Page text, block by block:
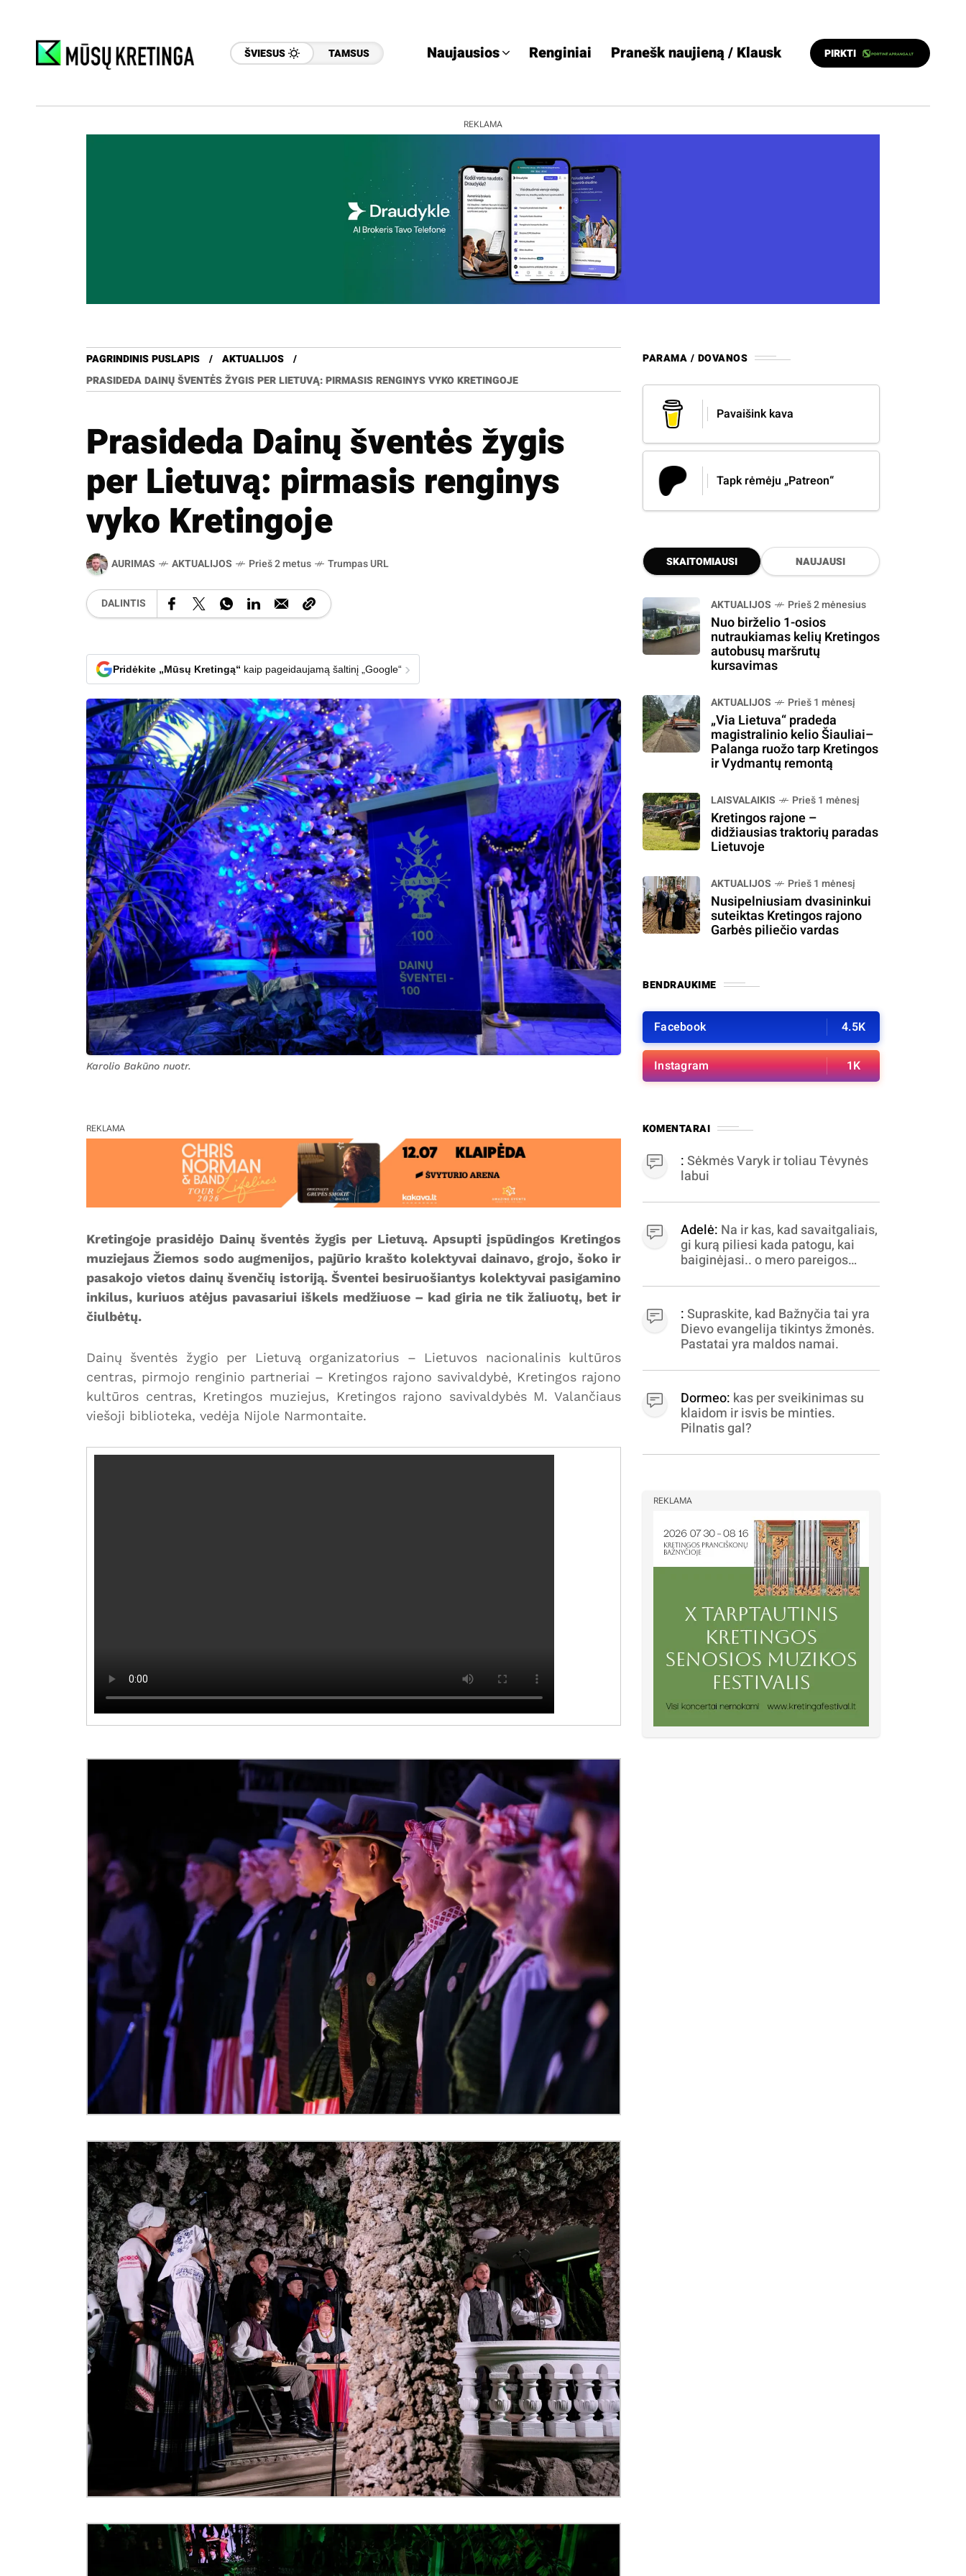
ŠVIESUS TAMSUS Naujausios Renginiai Pranešk naujieną / Klausk PIRKTI
REKLAMA
PAGRINDINIS PUSLAPIS
AKTUALIJOS
PRASIDEDA DAINŲ ŠVENTĖS ŽYGIS PER LIETUVĄ: PIRMASIS RENGINYS VYKO KRETINGOJE
Prasideda Dainų šventės žygis
per Lietuvą: pirmasis renginys
vyko Kretingoje
AURIMAS AKTUALIJOS Prieš 2 metus Trumpas URL
DALINTIS
Pridėkite „Mūsų Kretingą“ kaip pageidaujamą šaltinį „Google“ ›
Karolio Bakūno nuotr.
REKLAMA
Kretingoje prasidėjo Dainų šventės žygis per Lietuvą. Apsupti įspūdingos Kretingos
muziejaus Žiemos sodo augmenijos, pajūrio krašto kolektyvai dainavo, grojo, šoko ir
pasakojo vietos dainų švenčių istoriją. Šventei besiruošiantys kolektyvai pasigamino
inkilus, kuriuos atėjus pavasariui iškels medžiuose – kad giria ne tik žaliuotų, bet ir
čiulbėtų.
Dainų šventės žygio per Lietuvą organizatorius – Lietuvos nacionalinis kultūros
centras, pirmojo renginio partneriai – Kretingos rajono savivaldybė, Kretingos rajono
kultūros centras, Kretingos muziejus, Kretingos rajono savivaldybės M. Valančiaus
viešoji biblioteka, vedėja Nijole Narmontaite.
PARAMA / DOVANOS
Pavaišink kava
Tapk rėmėju „Patreon“
SKAITOMIAUSI NAUJAUSI
AKTUALIJOS Prieš 2 mėnesius
Nuo birželio 1-osios
nutraukiamas kelių Kretingos
autobusų maršrutų
kursavimas
AKTUALIJOS Prieš 1 mėnesį
„Via Lietuva“ pradeda
magistralinio kelio Šiauliai–
Palanga ruožo tarp Kretingos
ir Vydmantų remontą
LAISVALAIKIS Prieš 1 mėnesį
Kretingos rajone –
didžiausias traktorių paradas
Lietuvoje
AKTUALIJOS Prieš 1 mėnesį
Nusipelniusiam dvasininkui
suteiktas Kretingos rajono
Garbės piliečio vardas
BENDRAUKIME
Facebook 4.5K
Instagram 1K
KOMENTARAI
:Sėkmės Varyk ir toliau Tėvynės
labui
Adelė: Na ir kas, kad savaitgaliais,
gi kurą piliesi kada patogu, kai
baiginėjasi.. o mero pareigos
apibrėžiamos.. nežinau,
bereikalingas oro virpinimas,
ieškokit kur milijonus vagia
dujininkai, elektros aferistai,
stadionų statytojai Vilnuje
:Supraskite, kad Bažnyčia tai yra
Dievo evangelija tikintys žmonės.
Pastatai yra maldos namai.
Dormeo: kas per sveikinimas su
klaidom ir isvis be minties.
Pilnatis gal?
REKLAMA